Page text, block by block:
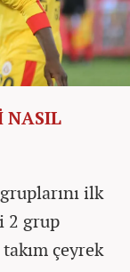
NASIL
ilk
2 grup
çeyrek